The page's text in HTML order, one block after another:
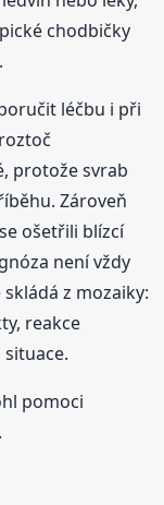
chodbičky
léčbu i při
protože svrab
Zároveň
ošetřili blízcí
není vždy
z mozaiky:
reakce
pomoci